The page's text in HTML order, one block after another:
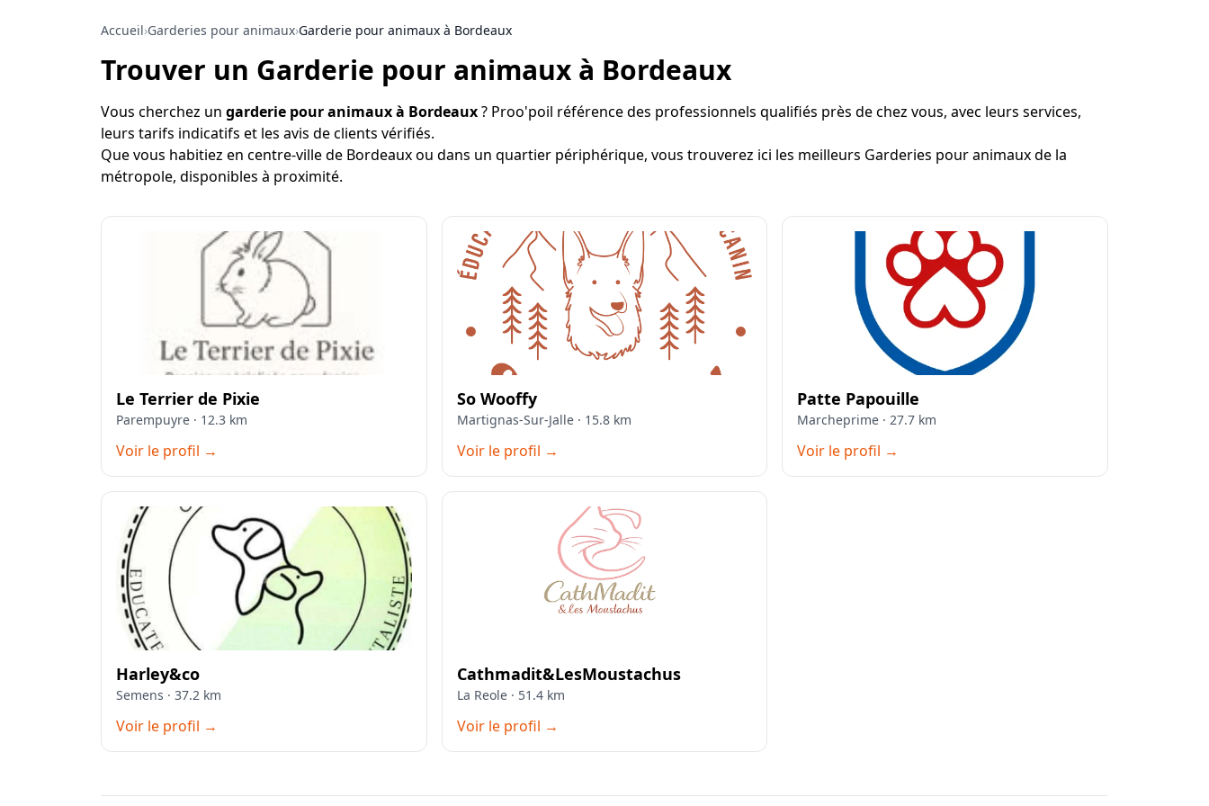
Accueil›Garderies pour animaux›Garderie pour animaux à Bordeaux
Trouver un Garderie pour animaux à Bordeaux
Vous cherchez un garderie pour animaux à Bordeaux? Proo'poil référence des professionnels qualifiés près de chez vous, avec leurs services,
leurs tarifs indicatifs et les avis de clients vérifiés.
Que vous habitiez en centre-ville de Bordeaux ou dans un quartier périphérique, vous trouverez ici les meilleurs Garderies pour animaux de la
métropole, disponibles à proximité.
Le Terrier de Pixie
Parempuyre · 12.3 km
Voir le profil →
So Wooffy
Martignas-Sur-Jalle · 15.8 km
Voir le profil →
Patte Papouille
Marcheprime · 27.7 km
Voir le profil →
Harley&co
Semens · 37.2 km
Voir le profil →
Cathmadit&LesMoustachus
La Reole · 51.4 km
Voir le profil →